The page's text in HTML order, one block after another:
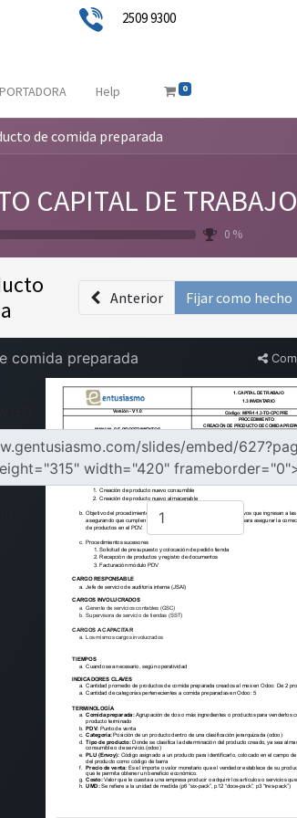
2509 9300
Help 0
de comida preparada
CAPITAL DE TRABAJO
0 %
Anterior Fijar como hecho